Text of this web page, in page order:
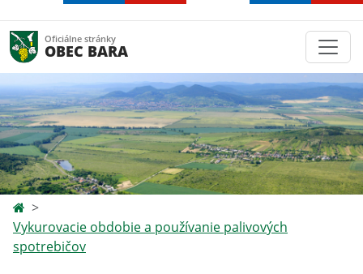
Oficiálne stránky
OBEC BARA
Vykurovacie obdobie a používanie palivových
spotrebičov